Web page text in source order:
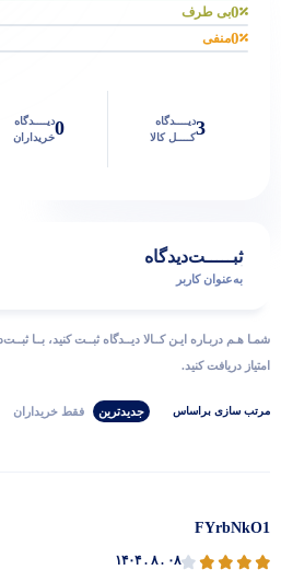
0بی طرف
0منفی
3دیــــدگاه
کــــل کالا
0دیــــدگاه
خریداران
ثبـــــت‌دیدگاه
به‌عنوان کاربر
امتیاز دریافت کنید.
مرتب‌ سازی‌ بر‌اساس جدیدترین فقط‌ خریداران‌
FYrbNkO1
۱۴۰۴ . ۸ . ۰۸